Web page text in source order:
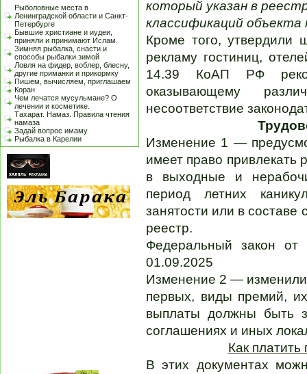
Рыболовные места в
Ленинградской области и Санкт-
Петербурге
Бывшие христиане и иудеи,
приняли и принимают Ислам.
Зимняя рыбалка, снасти и
способы рыбалки зимой
Ловля на фидер, воблер, блесну,
другие приманки и прикормку
Пишем, вычисляем, приглашаем
Коран
Чем лечатся мусульмане? О
лечении и косметике.
Тахарат. Намаз. Правила чтения
намаза
Задай вопрос имаму
Рыбалка в Карелии
который указан в
классификаций объекта
Кроме того, утвердили
рекламу гостиниц,
14.39 КоАП РФ
оказывающему
несоответствие
Изменение 1 —
имеет право привлекать
в выходные и
период летних
занятости или в
реестр.
Федеральный закон
01.09.2025
Изменение 2 — изменили
первых, виды премий,
выплаты должны быть
соглашениях и иных
Как
В этих документах